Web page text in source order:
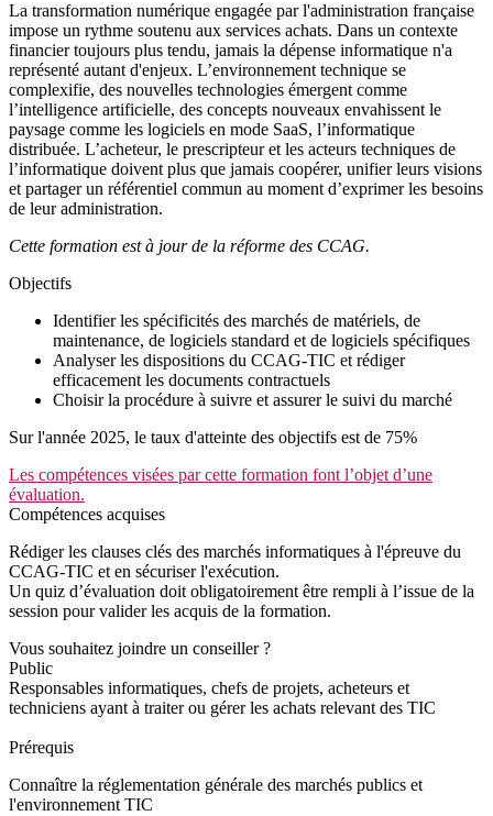
La transformation numérique engagée par l'administration française
impose un rythme soutenu aux services achats. Dans un contexte
financier toujours plus tendu, jamais la dépense informatique n'a
représenté autant d'enjeux. L’environnement technique se
complexifie, des nouvelles technologies émergent comme
l’intelligence artificielle, des concepts nouveaux envahissent le
paysage comme les logiciels en mode SaaS, l’informatique
distribuée. L’acheteur, le prescripteur et les acteurs techniques de
l’informatique doivent plus que jamais coopérer, unifier leurs visions
et partager un référentiel commun au moment d’exprimer les besoins
de leur administration.
Cette formation est à jour de la réforme des CCAG.
Objectifs
Identifier les spécificités des marchés de matériels, de
maintenance, de logiciels standard et de logiciels spécifiques
Analyser les dispositions du CCAG-TIC et rédiger
efficacement les documents contractuels
Choisir la procédure à suivre et assurer le suivi du marché
Sur l'année 2025, le taux d'atteinte des objectifs est de 75%
Les compétences visées par cette formation font l’objet d’une
évaluation.
Compétences acquises
Rédiger les clauses clés des marchés informatiques à l'épreuve du
CCAG-TIC et en sécuriser l'exécution.
Un quiz d’évaluation doit obligatoirement être rempli à l’issue de la
session pour valider les acquis de la formation.
Vous souhaitez joindre un conseiller ?
Public
Responsables informatiques, chefs de projets, acheteurs et
techniciens ayant à traiter ou gérer les achats relevant des TIC
Prérequis
Connaître la réglementation générale des marchés publics et
l'environnement TIC